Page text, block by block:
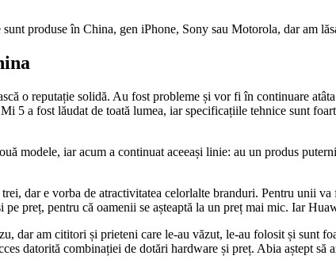
produse în China, gen iPhone, Sony sau Motorola, dar am
o reputație solidă. Au fost probleme și vor fi în continuare
5 a fost lăudat de toată lumea, iar specificațiile tehnice sunt
modele, iar acum a continuat aceeași linie: au un produs
dar e vorba de atractivitatea celorlalte branduri. Pentru unii
preț, pentru că oamenii se așteaptă la un preț mai mic. Iar
dar am cititori și prieteni care le-au văzut, le-au folosit și sunt
datorită combinației de dotări hardware și preț. Abia aștept să